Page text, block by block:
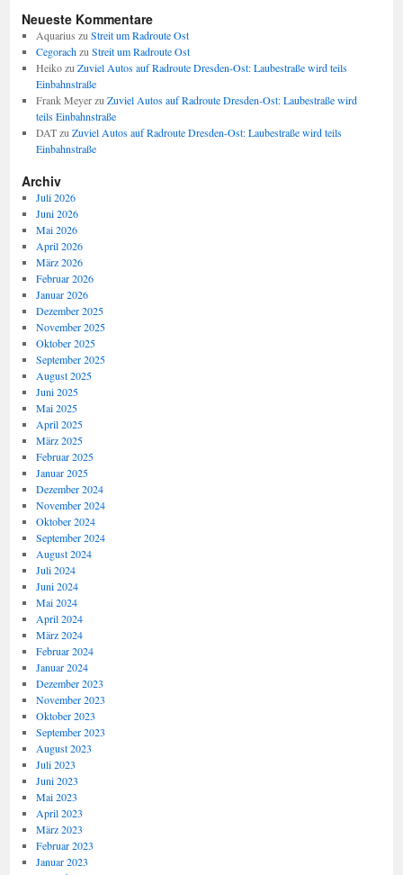
Neueste Kommentare
Aquarius zuStreit um Radroute Ost
CegorachzuStreit um Radroute Ost
HeikozuZuviel Autos auf Radroute Dresden-Ost: Laubestraße wird teils
Einbahnstraße
Frank MeyerzuZuviel Autos auf Radroute Dresden-Ost: Laubestraße wird
teils Einbahnstraße
DATzuZuviel Autos auf Radroute Dresden-Ost: Laubestraße wird teils
Einbahnstraße
Archiv
Juli 2026
Juni 2026
Mai 2026
April 2026
März 2026
Februar 2026
Januar 2026
Dezember 2025
November 2025
Oktober 2025
September 2025
August 2025
Juni 2025
Mai 2025
April 2025
März 2025
Februar 2025
Januar 2025
Dezember 2024
November 2024
Oktober 2024
September 2024
August 2024
Juli 2024
Juni 2024
Mai 2024
April 2024
März 2024
Februar 2024
Januar 2024
Dezember 2023
November 2023
Oktober 2023
September 2023
August 2023
Juli 2023
Juni 2023
Mai 2023
April 2023
März 2023
Februar 2023
Januar 2023